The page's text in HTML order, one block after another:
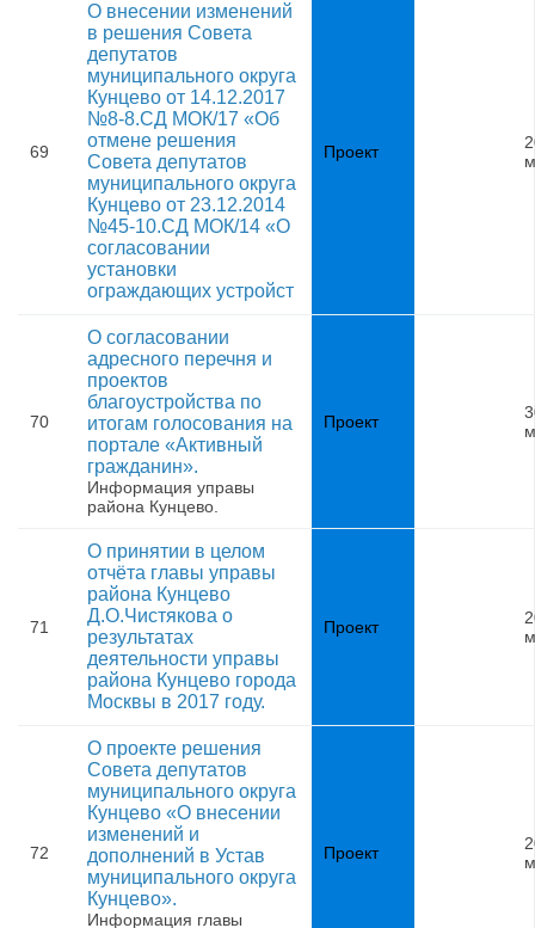
69
О внесении изменений
в решения Совета
депутатов
муниципального округа
Кунцево от 14.12.2017
№8-8.СД МОК/17 «Об
отмене решения
Совета депутатов
муниципального округа
Кунцево от 23.12.2014
№45-10.СД МОК/14 «О
согласовании
установки
ограждающих устройст
Проект
70
О согласовании
адресного перечня и
проектов
благоустройства по
итогам голосования на
портале «Активный
гражданин».
Информация управы
района Кунцево.
Проект
71
О принятии в целом
отчёта главы управы
района Кунцево
Д.О.Чистякова о
результатах
деятельности управы
района Кунцево города
Москвы в 2017 году.
Проект
72
О проекте решения
Совета депутатов
муниципального округа
Кунцево «О внесении
изменений и
дополнений в Устав
муниципального округа
Кунцево».
Информация главы
Проект